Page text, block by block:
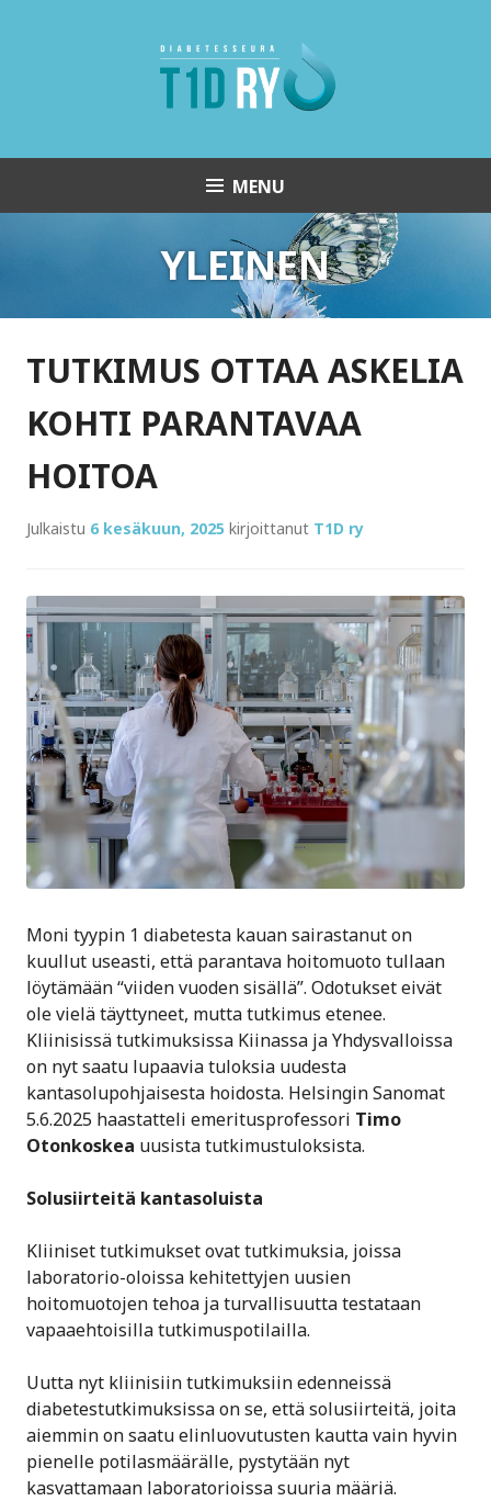
Diabetesseura T1D ry
MENU
YLEINEN
TUTKIMUS OTTAA ASKELIA
KOHTI PARANTAVAA
HOITOA
Julkaistu 6 kesäkuun, 2025 kirjoittanut T1D ry
Moni tyypin 1 diabetesta kauan sairastanut on
kuullut useasti, että parantava hoitomuoto tullaan
löytämään “viiden vuoden sisällä”. Odotukset eivät
ole vielä täyttyneet, mutta tutkimus etenee.
Kliinisissä tutkimuksissa Kiinassa ja Yhdysvalloissa
on nyt saatu lupaavia tuloksia uudesta
kantasolupohjaisesta hoidosta. Helsingin Sanomat
5.6.2025 haastatteli emeritusprofessori Timo
Otonkoskea uusista tutkimustuloksista.
Solusiirteitä kantasoluista
Kliiniset tutkimukset ovat tutkimuksia, joissa
laboratorio-oloissa kehitettyjen uusien
hoitomuotojen tehoa ja turvallisuutta testataan
vapaaehtoisilla tutkimuspotilailla.
Uutta nyt kliinisiin tutkimuksiin edenneissä
diabetestutkimuksissa on se, että solusiirteitä, joita
aiemmin on saatu elinluovutusten kautta vain hyvin
pienelle potilasmäärälle, pystytään nyt
kasvattamaan laboratorioissa suuria määriä.